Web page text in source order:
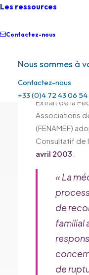
Les ressources
Contactez-nous
Nous sommes à
Contactez-nous
+33 (0)4 72 43 06 54
familiale
Extrait de la
Associations
(FENAMEF)
Consultatif de
avril 2003 :
« La
de
familial
de